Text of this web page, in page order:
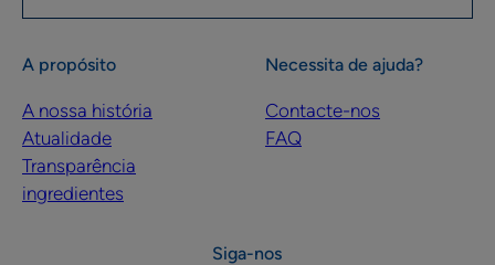
A propósito
A nossa história
Atualidade
Transparência
ingredientes
Necessita de ajuda?
Contacte-nos
FAQ
Siga-nos